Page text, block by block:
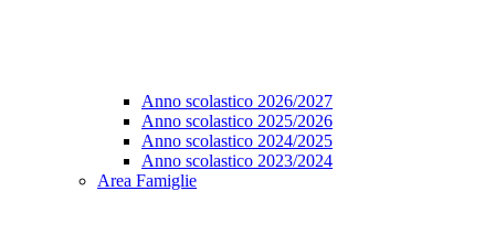
Anno scolastico 2026/2027
Anno scolastico 2025/2026
Anno scolastico 2024/2025
Anno scolastico 2023/2024
Area Famiglie